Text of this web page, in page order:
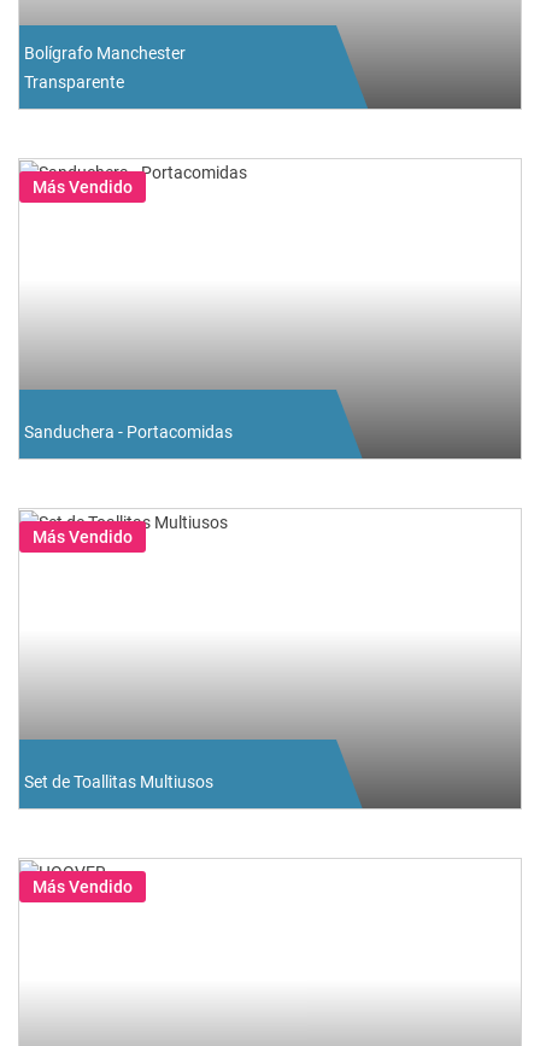
Bolígrafo Manchester
Transparente
Más Vendido
Sanduchera - Portacomidas
Más Vendido
Set de Toallitas Multiusos
Más Vendido